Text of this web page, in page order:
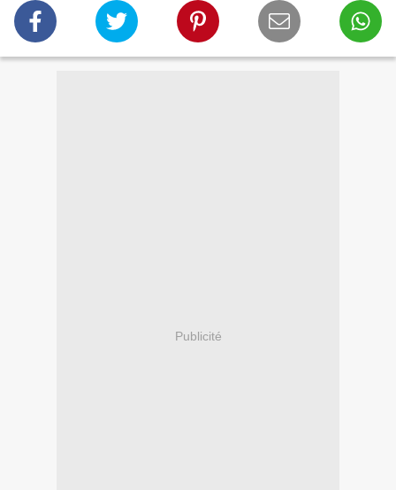
Publicité